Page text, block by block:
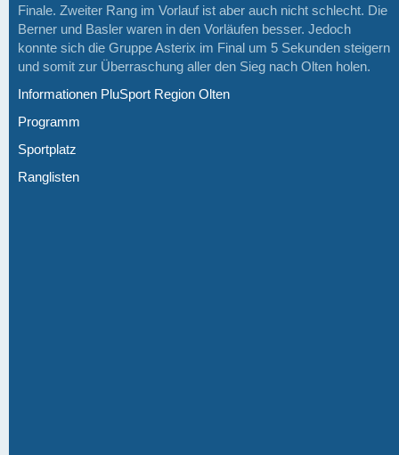
Finale. Zweiter Rang im Vorlauf ist aber auch nicht schlecht. Die
Berner und Basler waren in den Vorläufen besser. Jedoch
konnte sich die Gruppe Asterix im Final um 5 Sekunden steigern
und somit zur Überraschung aller den Sieg nach Olten holen.
Informationen PluSport Region Olten
Programm
Sportplatz
Ranglisten